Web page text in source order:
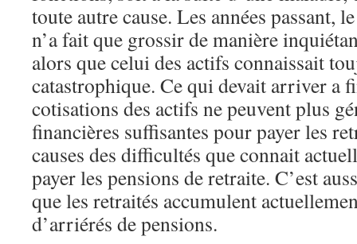
toute autre cause. Les années passant,
n’a fait que grossir de manière
alors que celui des actifs connaissait
catastrophique. Ce qui devait arriver a
cotisations des actifs ne peuvent plus
financières suffisantes pour payer les
causes des difficultés que connait
payer les pensions de retraite. C’est
que les retraités accumulent
d’arriérés de pensions.